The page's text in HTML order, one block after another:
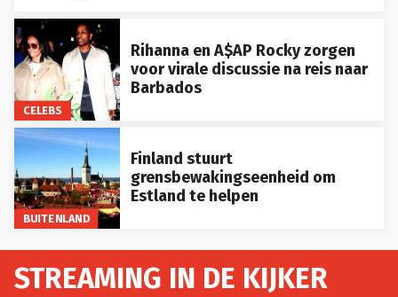
CELEBS
Rihanna en A$AP Rocky zorgen
voor virale discussie na reis naar
Barbados
BUITENLAND
Finland stuurt
grensbewakingseenheid om
Estland te helpen
STREAMING IN DE KIJKER